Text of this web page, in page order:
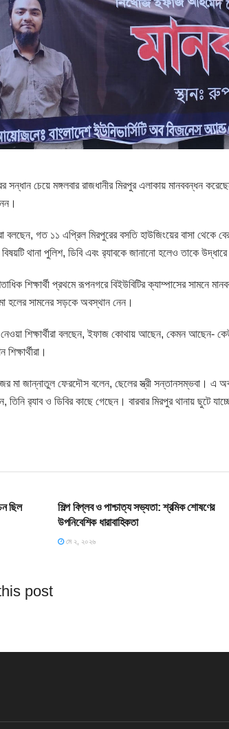
সন্ধান চেয়ে মঙ্গলবার রাজধানীর মিরপুর এলাকায় মানববন্ধন
বলছেন, গত ১১ এপ্রিল মিরপুরের বসতি হাউজিংয়ের বাসা থেকে
থানা পুলিশ, ডিবি এবং র‍্যাবকে জানানো হলেও তাকে
শিক্ষার্থী প্রথমে রূপনগরে বিইউবিটির ক্যাম্পাসের সামনে
হলের সামনের সড়কে অবস্থান নেন।
শিক্ষার্থীরা বলছেন, ইফাজ কোথায় আছেন, কেমন আছেন-
শিক্ষার্থীরা।
মা জান্নাতুল ফেরদৌস বলেন, ছেলের স্ত্রী সন্তানসম্ভবা। এ
তিনি র‌্যাব ও ডিবির কাছে গেছেন। বারবার মিরপুর থানায় ছুটে
ছিল
শিল্প বিপ্লব ও পাশ্চাত্য সভ্যতা: শ্রমিক শোষণের
উপনিবেশিক ধারাবাহিকতা
মে ২, ২০২৬
post